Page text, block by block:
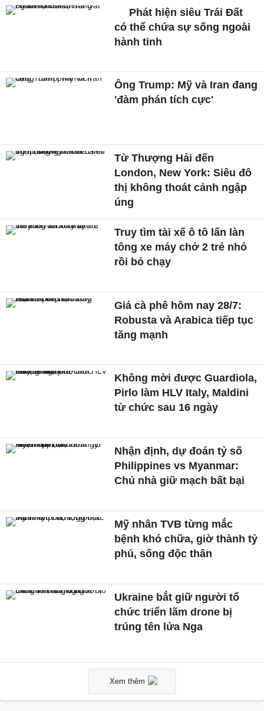
Phát hiện siêu Trái Đất
có thể chứa sự sống ngoài
hành tinh
Ông Trump: Mỹ và Iran đang
'đàm phán tích cực'
Từ Thượng Hải đến
London, New York: Siêu đô
thị không thoát cảnh ngập
úng
Truy tìm tài xế ô tô lấn làn
tông xe máy chở 2 trẻ nhỏ
rồi bỏ chạy
Giá cà phê hôm nay 28/7:
Robusta và Arabica tiếp tục
tăng mạnh
Không mời được Guardiola,
Pirlo làm HLV Italy, Maldini
từ chức sau 16 ngày
Nhận định, dự đoán tỷ số
Philippines vs Myanmar:
Chủ nhà giữ mạch bất bại
Mỹ nhân TVB từng mắc
bệnh khó chữa, giờ thành tỷ
phú, sống độc thân
Ukraine bắt giữ người tổ
chức triển lãm drone bị
trúng tên lửa Nga
Xem thêm